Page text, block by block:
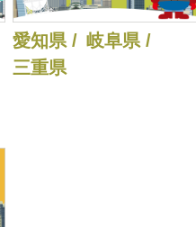
愛知県 / 岐阜県 /
三重県